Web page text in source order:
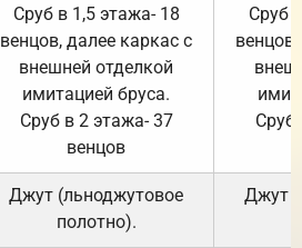
Сруб в 1,5 этажа- 18
венцов, далее каркас с
внешней отделкой
имитацией бруса.
Сруб в 2 этажа- 37
венцов
Сруб
Сруб
Джут (льноджутовое
полотно).
Джут